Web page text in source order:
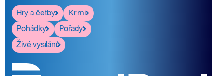
Hry a četby
Krimi
Pohádky
Pořady
Živé vysílání